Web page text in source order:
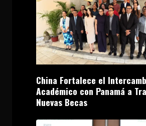
China Fortalece el
Académico con Panamá a
Nuevas Becas